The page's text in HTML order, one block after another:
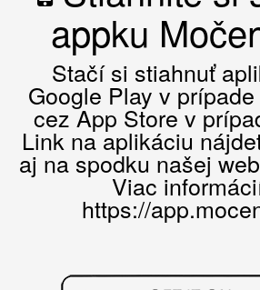
appku
Stačí si stiahnuť
Google Play v
cez App Store v
Link na aplikáciu
aj na spodku našej
Viac
https://